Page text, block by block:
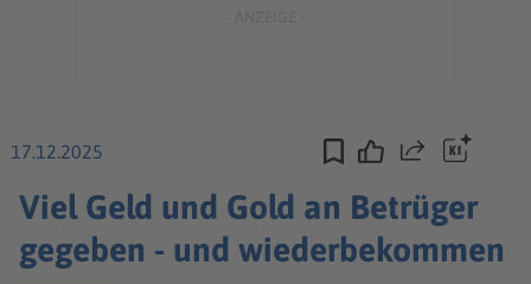
17.12.2025 Teilen
Viel Geld und Gold an Betrüger
gegeben - und wiederbekommen